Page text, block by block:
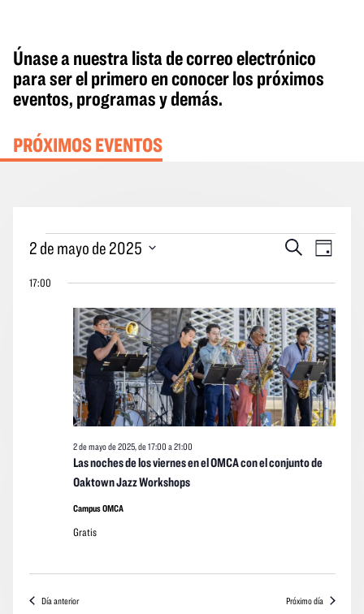
Únase a nuestra lista de correo electrónico
para ser el primero en conocer los próximos
eventos, programas y demás.
PRÓXIMOS EVENTOS
Eventos
2
Eventos
y
vistas
Buscar
las
vistas
de
los
Día
2 de mayo de 2025
la
17:00
Las noches de los viernes en el OMCA con el conjunto de
Oaktown Jazz Workshops
2 de mayo de 2025, de 17:00 a 21:00
Campus OMCA
Gratis
Día anterior Próximo día